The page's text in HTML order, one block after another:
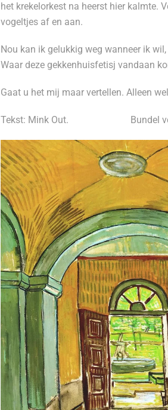
het krekelorkest na heerst hier kalmte.
vogeltjes af en aan.
Nou kan ik gelukkig weg wanneer ik
Waar deze gekkenhuisfetisj vandaan
Gaat u het mij maar vertellen. Alleen
Tekst: Mink Out. Bundel